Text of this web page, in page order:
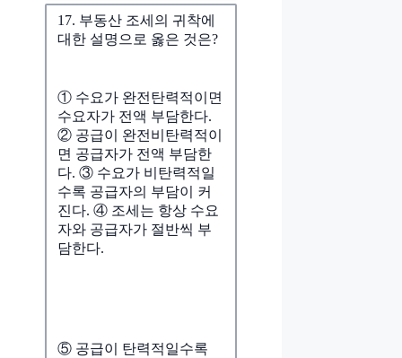
17. 부동산 조세의 귀착에
대한 설명으로 옳은 것은?
① 수요가 완전탄력적이면
수요자가 전액 부담한다.
② 공급이 완전비탄력적이
면 공급자가 전액 부담한
다. ③ 수요가 비탄력적일
수록 공급자의 부담이 커
진다. ④ 조세는 항상 수요
자와 공급자가 절반씩 부
담한다.
⑤ 공급이 탄력적일수록